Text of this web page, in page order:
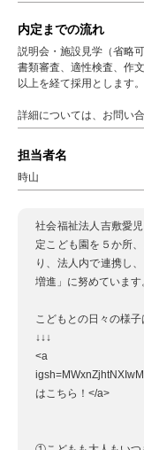
内定までの流れ
説明会・施設見学（省略可
書類審査、適性検査、作
以上を経て採用とします。
詳細については、お問い
担当者名
時山
社会福祉法人吉敷愛
定こども園を５か所
り、法人内で連携し
増進」に努めています
こどもとの日々の様子
↓↓↓
<a
はこちら！</a>